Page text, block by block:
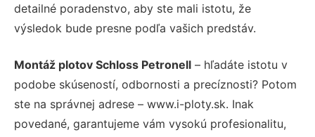
detailné poradenstvo, aby ste mali istotu, že
výsledok bude presne podľa vašich predstáv.
Montáž plotov Schloss Petronell – hľadáte istotu v
podobe skúseností, odbornosti a precíznosti? Potom
ste na správnej adrese – www.i-ploty.sk. Inak
povedané, garantujeme vám vysokú profesionalitu,